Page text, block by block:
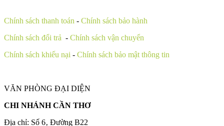
Chính sách thanh toán - Chính sách bảo hành
Chính sách đổi trả - Chính sách vận chuyển
Chính sách khiếu nại - Chính sách bảo mật thông tin
VĂN PHÒNG ĐẠI DIỆN
CHI NHÁNH CẦN THƠ
Địa chỉ: Số 6‚ Đường B22